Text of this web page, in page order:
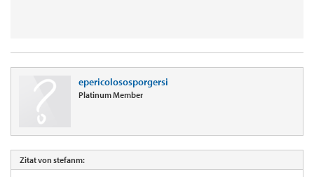
epericolososporgersi
Platinum Member
Zitat von stefanm: